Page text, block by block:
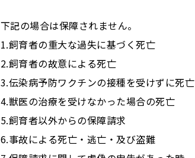
下記の場合は保障されません。
1.飼育者の重大な過失に基づく死亡
2.飼育者の故意による死亡
3.伝染病予防ワクチンの接種を受けずに死亡
4.獣医の治療を受けなかった場合の死亡
5.飼育者以外からの保障請求
6.事故による死亡・逃亡・及び盗難